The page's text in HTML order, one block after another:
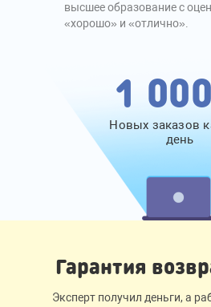
высшее образование с
«хорошо» и «отлично».
1
Новых заказов
день
Гарантия
Эксперт получил деньги, а